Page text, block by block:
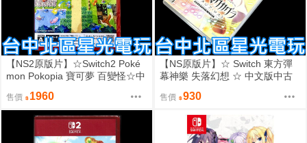
【NS2原版片】☆Switch2 Poké
mon Pokopia 寶可夢 百變怪☆中
售價 1960
【NS原版片】☆ Switch 東方彈
幕神樂 失落幻想 ☆ 中文版中古
售價 930